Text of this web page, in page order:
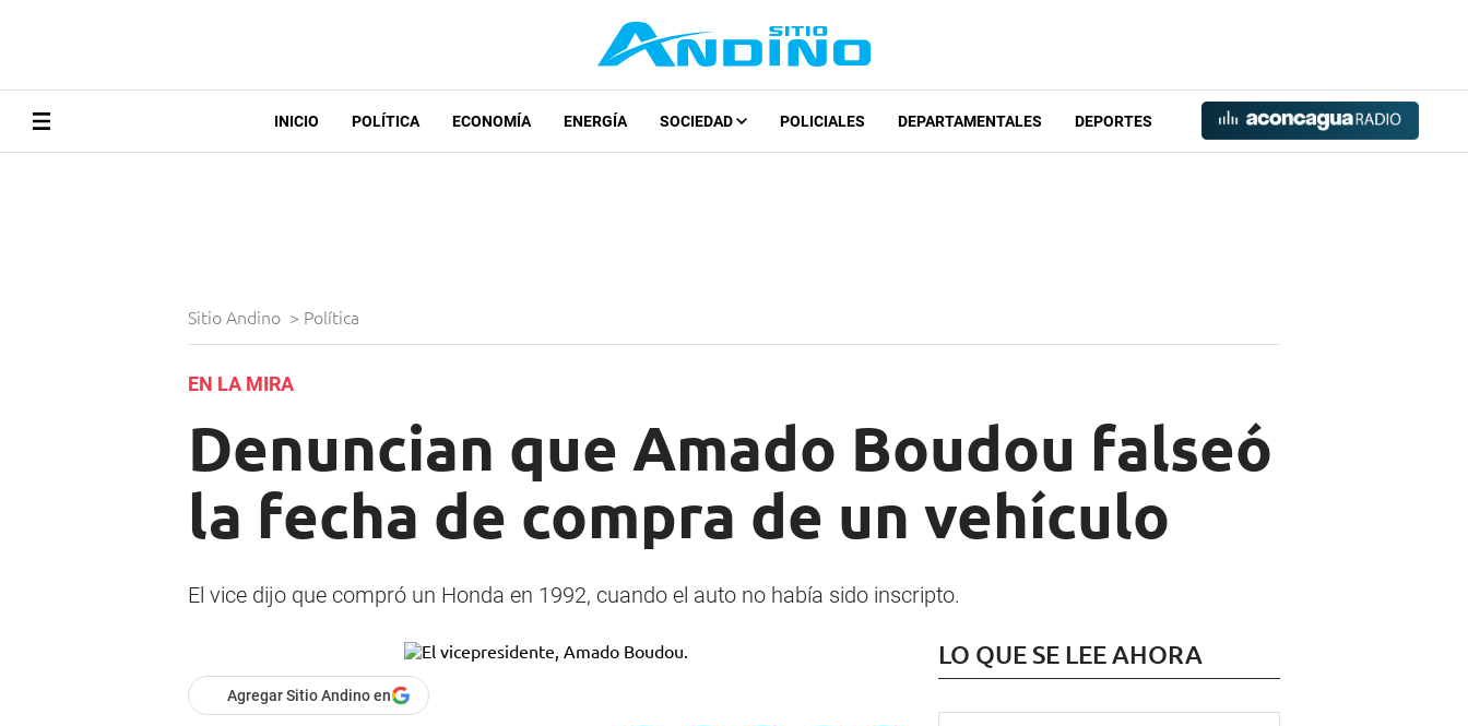
INICIO POLÍTICA ECONOMÍA ENERGÍA SOCIEDAD POLICIALES DEPARTAMENTALES DEPORTES
Sitio Andino > Política
EN LA MIRA
Denuncian que Amado Boudou falseó
la fecha de compra de un vehículo
El vice dijo que compró un Honda en 1992, cuando el auto no había sido inscripto.
Agregar Sitio Andino en
LO QUE SE LEE AHORA